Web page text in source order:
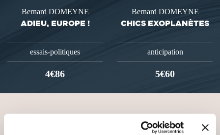
Bernard DOMEYNE
ADIEU, EUROPE !
essais-politiques
4€86
Bernard DOMEYNE
CHICS EXOPLANÈTES
anticipation
5€60
VOUS AIMEREZ AUSSI